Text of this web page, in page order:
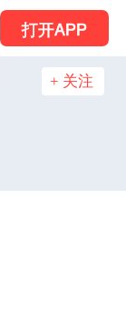
打开APP
+ 关注